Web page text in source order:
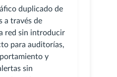
duplicado de
a través de
red sin introducir
para auditorías,
y
sin